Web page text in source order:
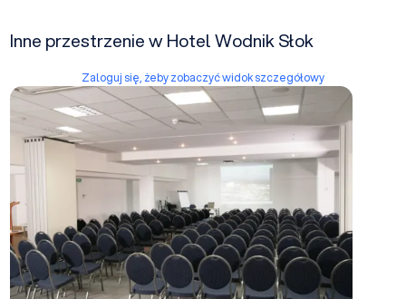
Inne przestrzenie w Hotel Wodnik Słok
Zaloguj się, żeby zobaczyć widok szczegółowy
Sala nr 1